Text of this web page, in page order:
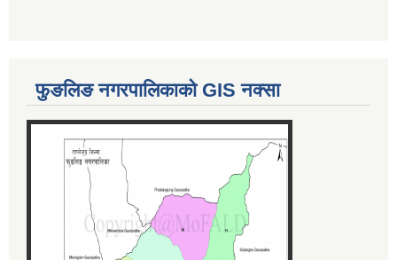
फुङलिङ नगरपालिकाको GIS नक्सा